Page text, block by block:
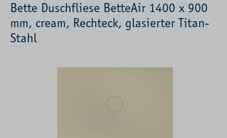
Bette Duschfliese BetteAir 1400 x 900
mm, cream, Rechteck, glasierter Titan-
Stahl